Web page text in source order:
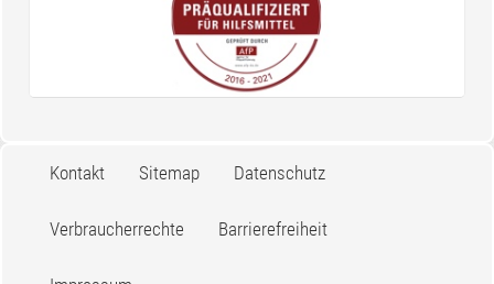
Kontakt Sitemap Datenschutz
Verbraucherrechte Barrierefreiheit